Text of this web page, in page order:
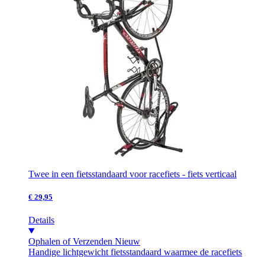
Twee in een fietsstandaard voor racefiets - fiets verticaal
€ 29,95
Details
Ophalen of Verzenden Nieuw
Handige lichtgewicht fietsstandaard waarmee de racefiets